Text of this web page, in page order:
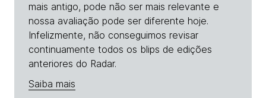
mais antigo, pode não ser mais relevante e
nossa avaliação pode ser diferente hoje.
Infelizmente, não conseguimos revisar
continuamente todos os blips de edições
anteriores do Radar.
Saiba mais